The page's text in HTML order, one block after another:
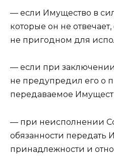
— если Имущество в
которые он не
не пригодном для
— если при
не предупредил его о
передаваемое
— при неисполнении
обязанности передать
принадлежности и